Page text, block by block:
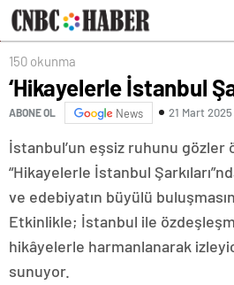
150 okunma
‘Hikayelerle İstanbul
ABONE OL News 21 Mart
İstanbul’un eşsiz ruhunu gözler
“Hikayelerle İstanbul
ve edebiyatın büyülü
Etkinlikle; İstanbul ile
hikâyelerle harmanlanarak
sunuyor.